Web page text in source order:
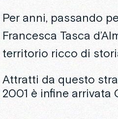
Per anni, passando
Francesca Tasca
territorio ricco di
Attratti da questo
2001 è infine arrivata